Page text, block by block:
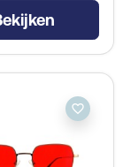
favorite_border